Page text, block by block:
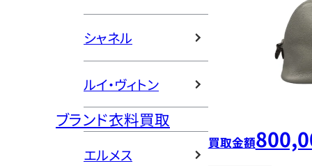
シャネル
ルイ・ヴィトン
ブランド衣料買取
エルメス
買取金額